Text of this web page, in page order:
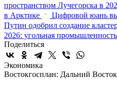
пространством Лучегорска в
в Арктике
Цифровой юань
Путин одобрил создание
2026: угольная
Поделиться
Экономика
Востокгосплан: Дальний